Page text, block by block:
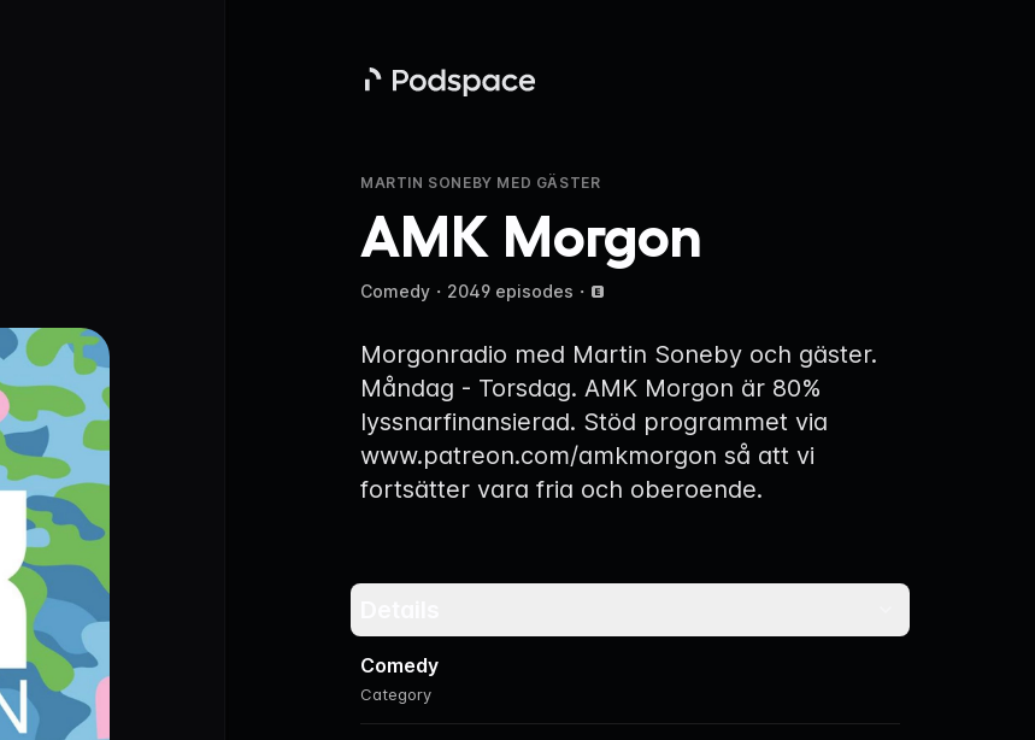
Podspace
MARTIN SONEBY MED GÄSTER
AMK Morgon
Comedy ・ 2049 episodes ・
Morgonradio med Martin Soneby och gäster.
Måndag - Torsdag. AMK Morgon är 80%
lyssnarfinansierad. Stöd programmet via
www.patreon.com/amkmorgon så att vi
fortsätter vara fria och oberoende.
Category
Comedy